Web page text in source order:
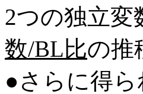
2つの独立変
数/BL比の推
●さらに得